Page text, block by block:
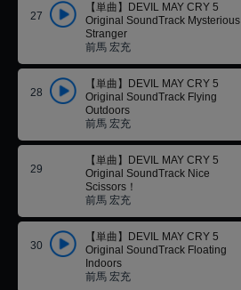
27
【単曲】DEVIL MAY CRY 5
Original SoundTrack Mysterious
Stranger
前馬 宏充
28
【単曲】DEVIL MAY CRY 5
Original SoundTrack Flying
Outdoors
前馬 宏充
29
【単曲】DEVIL MAY CRY 5
Original SoundTrack Nice
Scissors！
前馬 宏充
30
【単曲】DEVIL MAY CRY 5
Original SoundTrack Floating
Indoors
前馬 宏充